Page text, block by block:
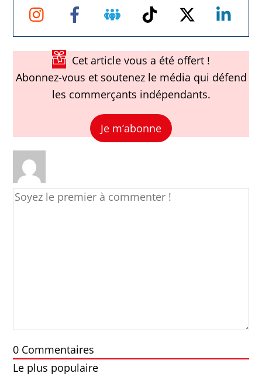
Instagram Facebook Groupe
Facebook
TikTok Twitter
Cet article vous a été offert !
Abonnez-vous et soutenez le média qui défend
les commerçants indépendants.
Je m’abonne
0 Commentaires
Le plus populaire